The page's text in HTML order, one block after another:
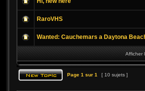
RaroVHS
Wanted: Cauchemars a Daytona
Afficher
Page 1 sur 1 [ 10 sujets ]